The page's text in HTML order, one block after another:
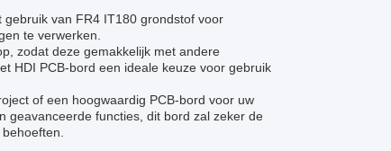
van FR4 IT180 grondstof voor
te verwerken.
zodat deze gemakkelijk met andere
HDI PCB-bord een ideale keuze voor gebruik
of een hoogwaardig PCB-bord voor uw
geavanceerde functies, dit bord zal zeker de